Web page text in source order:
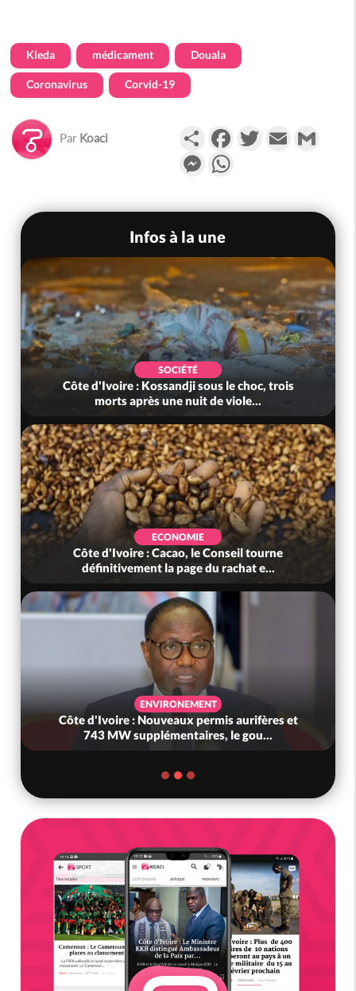
Kleda médicament Douala
Coronavirus Corvid-19
Par Koaci PartagerFacebookTwitterEmail
Messenger
Infos à la une
SOCIÉTÉ
Côte d'Ivoire : Kossandji sous le choc, trois
morts après une nuit de viole...
ECONOMIE
Côte d'Ivoire : Cacao, le Conseil tourne
définitivement la page du rachat e...
ENVIRONEMENT
Côte d'Ivoire : Nouveaux permis aurifères et
743 MW supplémentaires, le gou...